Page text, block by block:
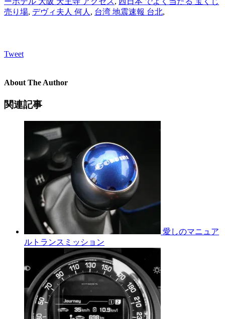
売り場, デヴィ夫人 何人 , 台湾 地震速報 台北,
Tweet
About The Author
関連記事
愛しのマニュア
ルトランスミッション